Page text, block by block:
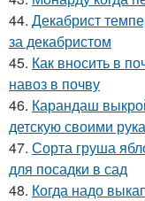
44. Декабрист
за декабристом
45. Как вносить в
навоз в почву
46. Карандаш
детскую своими
47. Сорта груша
для посадки в сад
48. Когда надо